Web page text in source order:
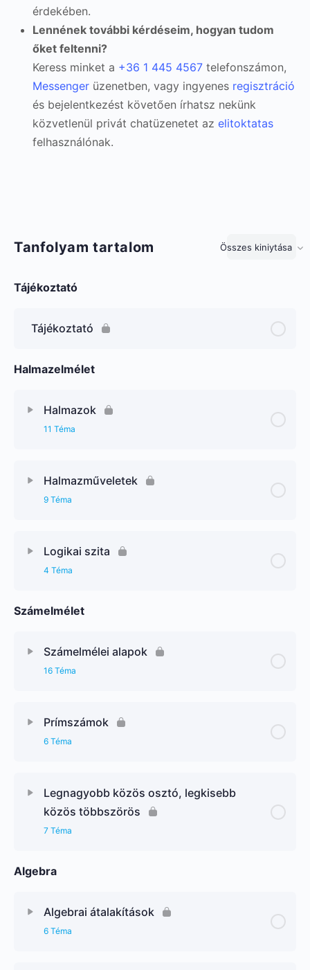
érdekében.
Lennének további kérdéseim, hogyan tudom
őket feltenni?
Keress minket a +36 1 445 4567 telefonszámon,
Messenger üzenetben, vagy ingyenes regisztráció
és bejelentkezést követően írhatsz nekünk
közvetlenül privát chatüzenetet az elitoktatas
felhasználónak.
Tanfolyam tartalom Összes kiniytása
Lecke
Tájékoztató
Tájékoztató
Halmazelmélet
Halmazok
11 Téma
Halmazműveletek
9 Téma
Logikai szita
4 Téma
Számelmélet
Számelmélei alapok
16 Téma
Prímszámok
6 Téma
Legnagyobb közös osztó, legkisebb
közös többszörös
7 Téma
Algebra
Algebrai átalakítások
6 Téma